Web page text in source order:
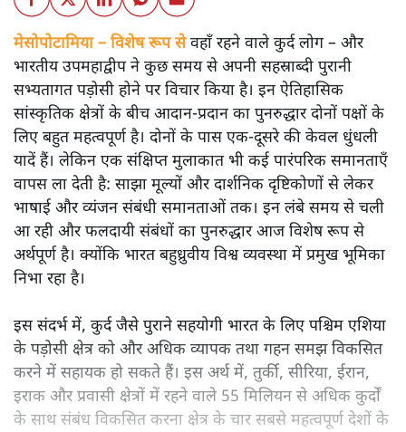
मेसोपोटामिया – विशेष रूप सेवहाँ रहने वाले कुर्द लोग – और
भारतीय उपमहाद्वीप ने कुछ समय से अपनी सहस्राब्दी पुरानी
सभ्यतागत पड़ोसी होने पर विचार किया है। इन ऐतिहासिक
सांस्कृतिक क्षेत्रों के बीच आदान-प्रदान का पुनरुद्धार दोनों पक्षों के
लिए बहुत महत्वपूर्ण है। दोनों के पास एक-दूसरे की केवल धुंधली
यादें हैं। लेकिन एक संक्षिप्त मुलाकात भी कई पारंपरिक समानताएँ
वापस ला देती है: साझा मूल्यों और दार्शनिक दृष्टिकोणों से लेकर
भाषाई और व्यंजन संबंधी समानताओं तक। इन लंबे समय से चली
आ रही और फलदायी संबंधों का पुनरुद्धार आज विशेष रूप से
अर्थपूर्ण है। क्योंकि भारत बहुध्रुवीय विश्व व्यवस्था में प्रमुख भूमिका
निभा रहा है।
इस संदर्भ में, कुर्द जैसे पुराने सहयोगी भारत के लिए पश्चिम एशिया
के पड़ोसी क्षेत्र को और अधिक व्यापक तथा गहन समझ विकसित
करने में सहायक हो सकते हैं। इस अर्थ में, तुर्की, सीरिया, ईरान,
इराक और प्रवासी क्षेत्रों में रहने वाले 55 मिलियन से अधिक कुर्दों
के साथ संबंध विकसित करना क्षेत्र के चार सबसे महत्वपूर्ण देशों के